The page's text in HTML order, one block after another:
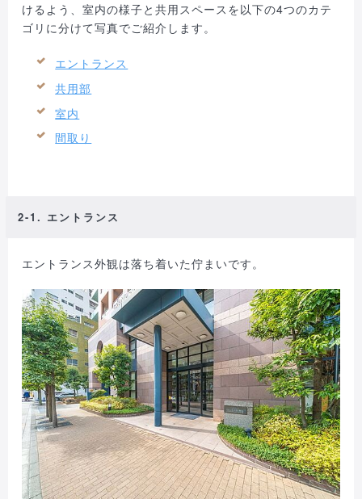
けるよう、室内の様子と共用スペースを以下の4つのカテ
ゴリに分けて写真でご紹介します。
エントランス
共用部
室内
間取り
2-1. エントランス
エントランス外観は落ち着いた佇まいです。